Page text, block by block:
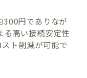
円でありなが
高い接続安定性
ト削減が可能で